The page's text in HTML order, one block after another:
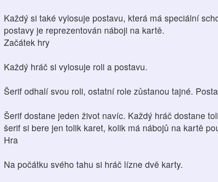
Každý si také vylosuje postavu, která má speciální
postavy je reprezentován náboji na kartě.
Začátek hry
Každý hráč si vylosuje roli a postavu.
Šerif odhalí svou roli, ostatní role zůstanou tajné.
Šerif dostane jeden život navíc. Každý hráč dostane
šerif si bere jen tolik karet, kolik má nábojů na kartě
Hra
Na počátku svého tahu si hráč lízne dvě karty.